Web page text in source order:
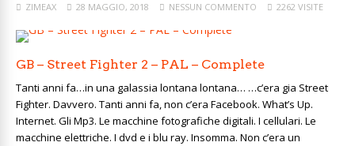
ZIMEAX 28 MAGGIO, 2018 NESSUN COMMENTO 2262 VISITE
GB – Street Fighter 2 – PAL – Complete
Tanti anni fa…in una galassia lontana lontana… …c’era gia Street
Fighter. Davvero. Tanti anni fa, non c’era Facebook. What’s Up.
Internet. Gli Mp3. Le macchine fotografiche digitali. I cellulari. Le
macchine elettriche. I dvd e i blu ray. Insomma. Non c’era un